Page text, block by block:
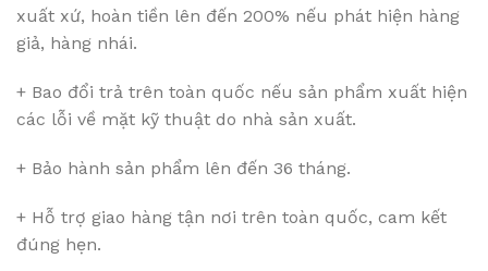
xuất xứ, hoàn tiền lên đến 200% nếu phát hiện hàng
giả, hàng nhái.
+ Bao đổi trả trên toàn quốc nếu sản phẩm xuất hiện
các lỗi về mặt kỹ thuật do nhà sản xuất.
+ Bảo hành sản phẩm lên đến 36 tháng.
+ Hỗ trợ giao hàng tận nơi trên toàn quốc, cam kết
đúng hẹn.